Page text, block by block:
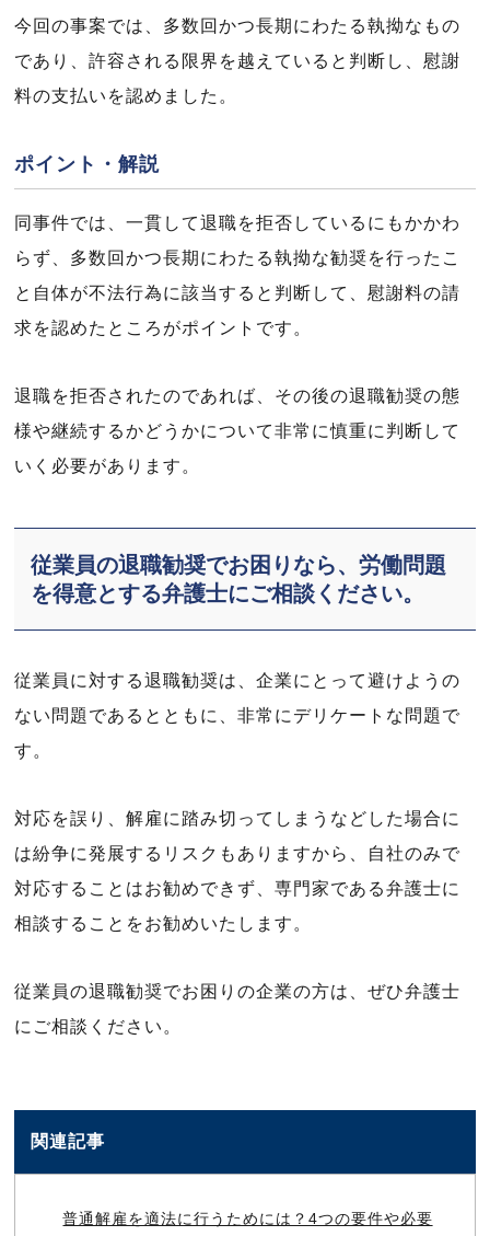
今回の事案では、多数回かつ長期にわたる執拗なもの
であり、許容される限界を越えていると判断し、慰謝
料の支払いを認めました。
ポイント・解説
同事件では、一貫して退職を拒否しているにもかかわ
らず、多数回かつ長期にわたる執拗な勧奨を行ったこ
と自体が不法行為に該当すると判断して、慰謝料の請
求を認めたところがポイントです。
退職を拒否されたのであれば、その後の退職勧奨の態
様や継続するかどうかについて非常に慎重に判断して
いく必要があります。
従業員の退職勧奨でお困りなら、労働問題
を得意とする弁護士にご相談ください。
従業員に対する退職勧奨は、企業にとって避けようの
ない問題であるとともに、非常にデリケートな問題で
す。
対応を誤り、解雇に踏み切ってしまうなどした場合に
は紛争に発展するリスクもありますから、自社のみで
対応することはお勧めできず、専門家である弁護士に
相談することをお勧めいたします。
従業員の退職勧奨でお困りの企業の方は、ぜひ弁護士
にご相談ください。
関連記事
普通解雇を適法に行うためには？4つの要件や必要